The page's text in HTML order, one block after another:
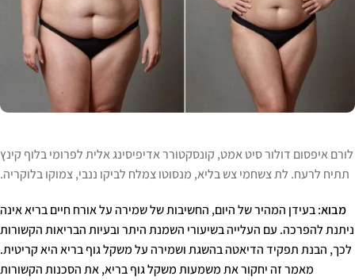
לורם איפסום דולור סיט אמט, קונסקטורר אדיפיסינג אלית לפרומי בלוף קינץ
תתיח לרעח. לת צשחמי צש בליא, מנסוטו צמלח לביקו ננבי, צמוקו בלוקריה.
מבוא: בעידן המהיר של היום, החשיבות של שמירה על אורח חיים בריא אינה
ניתנת להפרכה. עם העלייה בשיעורי השמנת היתר ובעיות הבריאות הקשורות
לכך, הבנת תפקיד הדיאטה בהשגת ושמירה על משקל גוף בריא היא קריטית.
מאמר זה יחקור את משמעות משקל גוף בריא, את הסכנות הקשורות